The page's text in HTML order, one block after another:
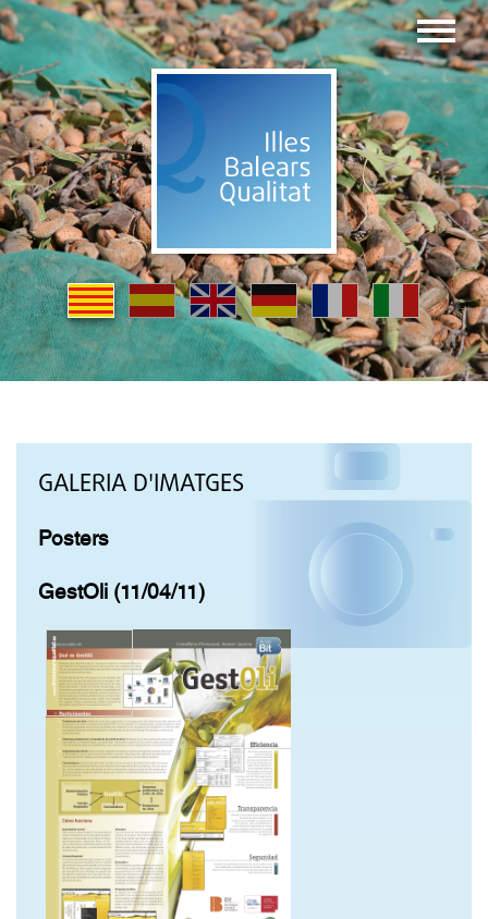
GALERIA D'IMATGES
Posters
GestOli (11/04/11)